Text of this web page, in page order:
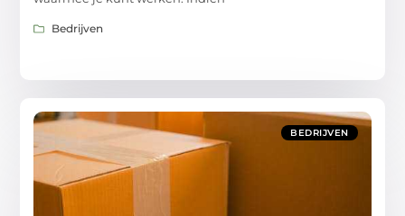
Bedrijven
BEDRIJVEN